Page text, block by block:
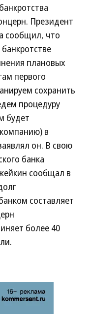
Президент
сообщил, что
плановых
первого
сохранить
процедуру
будет
в
он. В свою
банка
сообщал в
составляет
более 40